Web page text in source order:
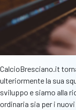
CalcioBresciano.it
ulteriormente la sua
sviluppo e siamo alla
ordinaria sia per i